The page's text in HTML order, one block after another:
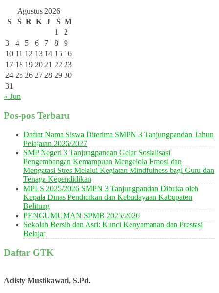
Agustus 2026
S
S R K J S M
1
2
3
4 5 6 7 8
9
10 11 12 13 14 15 16
17 18 19 20 21 22 23
24 25 26 27 28 29 30
31
« Jun
Pos-pos Terbaru
Daftar Nama Siswa Diterima SMPN 3 Tanjungpandan Tahun
Pelajaran 2026/2027
SMP Negeri 3 Tanjungpandan Gelar Sosialisasi
Pengembangan Kemampuan Mengelola Emosi dan
Mengatasi Stres Melalui Kegiatan Mindfulness bagi Guru dan
Tenaga Kependidikan
MPLS 2025/2026 SMPN 3 Tanjungpandan Dibuka oleh
Kepala Dinas Pendidikan dan Kebudayaan Kabupaten
Belitung
PENGUMUMAN SPMB 2025/2026
Sekolah Bersih dan Asri: Kunci Kenyamanan dan Prestasi
Belajar
Daftar GTK
Adisty Mustikawati, S.Pd.